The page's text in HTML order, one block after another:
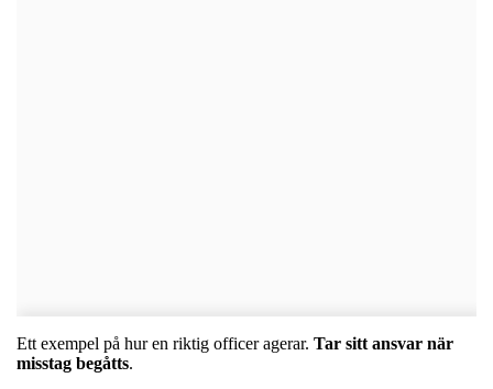
Ett exempel på hur en riktig officer agerar. Tar sitt ansvar när
misstag begåtts.